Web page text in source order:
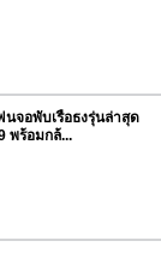
นจอพับเรือธงรุ่นล่าสุด
พร้อมกล้...